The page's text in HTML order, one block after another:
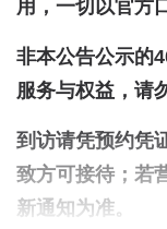
用，一切以官方
非本公告公示的
服务与权益，请
到访请凭预约凭
致方可接待；若
新通知为准。